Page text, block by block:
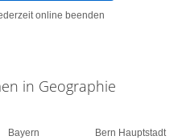
online beenden
in Geographie
Bayern
Bern Hauptstadt